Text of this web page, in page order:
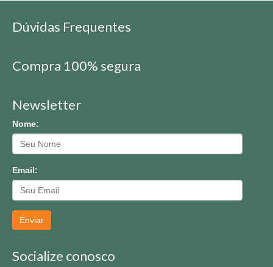
Dúvidas Frequentes
Compra 100% segura
Newsletter
Nome:
Email:
Enviar
Socialize conosco